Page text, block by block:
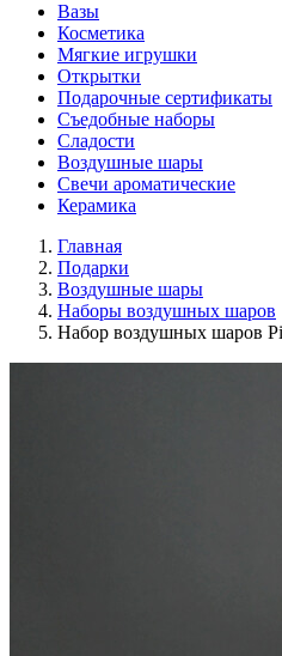
Вазы
Косметика
Мягкие игрушки
Открытки
Подарочные сертификаты
Съедобные наборы
Сладости
Воздушные шары
Свечи ароматические
Керамика
Главная
Подарки
Воздушные шары
Наборы воздушных шаров
Набор воздушных шаров